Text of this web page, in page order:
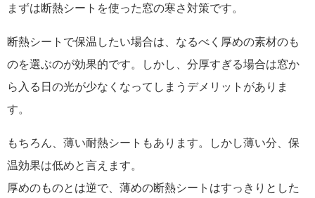
まずは断熱シートを使った窓の寒さ対策です。
断熱シートで保温したい場合は、なるべく厚めの素材のも
のを選ぶのが効果的です。しかし、分厚すぎる場合は窓か
ら入る日の光が少なくなってしまうデメリットがありま
す。
もちろん、薄い耐熱シートもあります。しかし薄い分、保
温効果は低めと言えます。
厚めのものとは逆で、薄めの断熱シートはすっきりとした